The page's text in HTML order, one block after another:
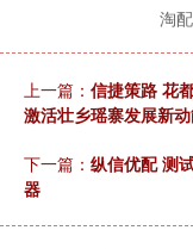
淘
上一篇： 信捷策路 花
激活壮乡瑶寨发展新
下一篇： 纵信优配 测
器